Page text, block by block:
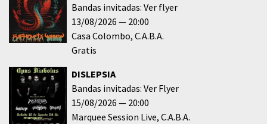
Bandas invitadas: Ver flyer
13/08/2026
20:00
Casa Colombo C.A.B.A.
Gratis
DISLEPSIA
Bandas invitadas: Ver Flyer
15/08/2026
20:00
Marquee Session Live C.A.B.A.